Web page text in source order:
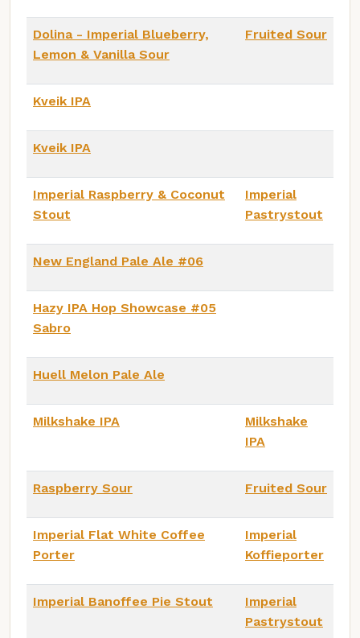
Dolina - Imperial Blueberry,
Lemon & Vanilla Sour
Fruited Sour
Kveik IPA
Kveik IPA
Imperial Raspberry & Coconut
Stout
Imperial
Pastrystout
New England Pale Ale #06
Hazy IPA Hop Showcase #05
Sabro
Huell Melon Pale Ale
Milkshake IPA
Milkshake
IPA
Raspberry Sour Fruited Sour
Imperial Flat White Coffee
Porter
Imperial
Koffieporter
Imperial Banoffee Pie Stout
Imperial
Pastrystout